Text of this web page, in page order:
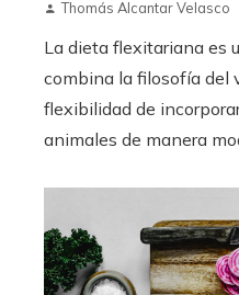
Thomás Alcantar Velasco
La dieta flexitariana es
combina la filosofía del
flexibilidad de
animales de manera